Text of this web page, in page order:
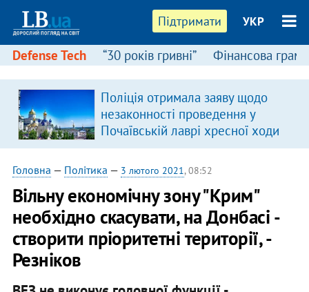
Підтримати УКР
Defense Tech “30 років гривні” Фінансова
Поліція отримала заяву щодо
незаконності проведення у
Почаївській лаврі хресної ходи
Головна — Політика — 3 лютого 2021, 08:52
Вільну економічну зону "Крим"
необхідно скасувати, на Донбасі -
створити пріоритетні території, -
Резніков